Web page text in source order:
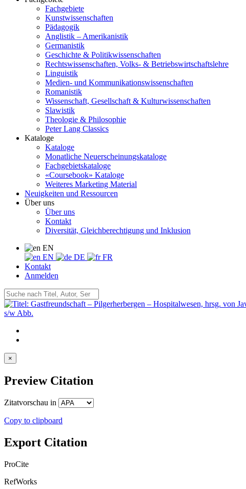
Fachgebiete
Kunstwissenschaften
Pädagogik
Anglistik – Amerikanistik
Germanistik
Geschichte & Politikwissenschaften
Rechtswissenschaften, Volks- & Betriebswirtschaftslehre
Linguistik
Medien- und Kommunikationswissenschaften
Romanistik
Wissenschaft, Gesellschaft & Kulturwissenschaften
Slawistik
Theologie & Philosophie
Peter Lang Classics
Kataloge
Kataloge
Monatliche Neuerscheinungskataloge
Fachgebietskataloge
«Coursebook» Kataloge
Weiteres Marketing Material
Neuigkeiten und Ressourcen
Über uns
Über uns
Kontakt
Diversität, Gleichberechtigung und Inklusion
EN
EN
DE
FR
Kontakt
Anmelden
×
Preview Citation
Zitatvorschau in
Copy to clipboard
Export Citation
ProCite
RefWorks